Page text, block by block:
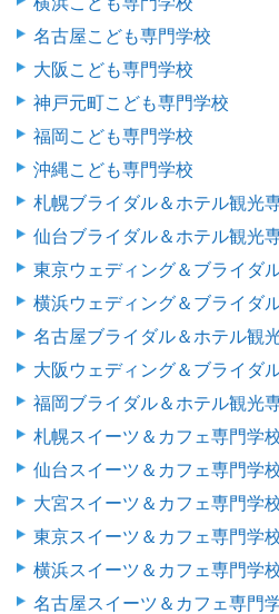
名古屋こども専門学校
大阪こども専門学校
神戸元町こども専門学校
福岡こども専門学校
沖縄こども専門学校
札幌ブライダル＆ホテル観光
仙台ブライダル＆ホテル観光
東京ウェディング＆ブライダ
横浜ウェディング＆ブライダ
名古屋ブライダル＆ホテル観
大阪ウェディング＆ブライダ
福岡ブライダル＆ホテル観光
札幌スイーツ＆カフェ専門学
仙台スイーツ＆カフェ専門学
大宮スイーツ＆カフェ専門学
東京スイーツ＆カフェ専門学
横浜スイーツ＆カフェ専門学
名古屋スイーツ＆カフェ専門